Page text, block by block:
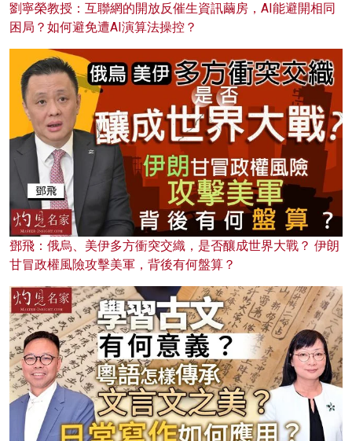
劉寧榮教授：互聯網的開放反催生資訊繭房，AI能避開相同
困局？如何避免遭AI演算法操控？
鄧飛：俄烏、美伊多方衝突交織，是否釀成世界大戰？ 伊朗
甘冒政權風險攻擊美軍，背後有何盤算？